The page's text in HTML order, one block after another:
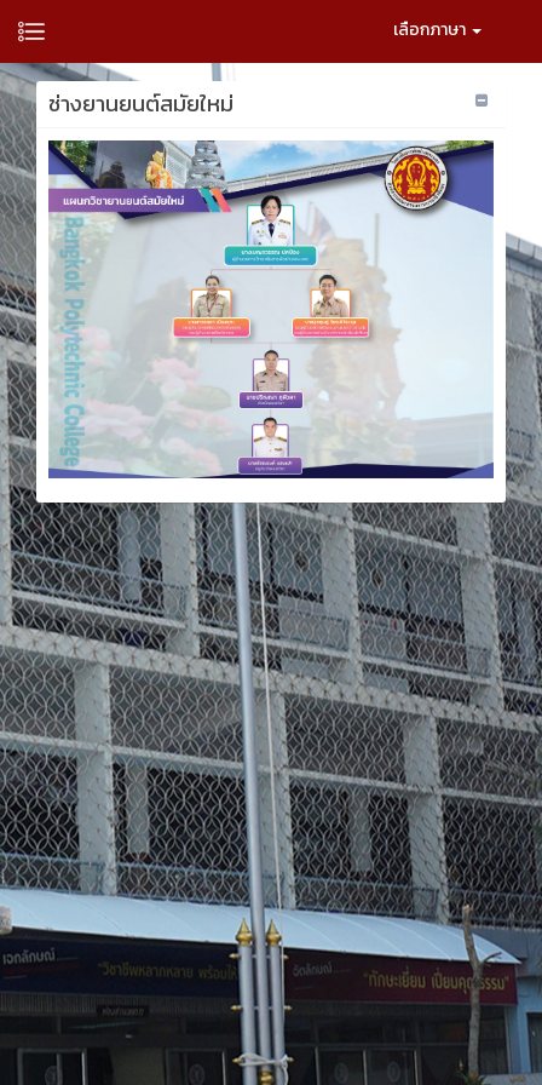
เลือกภาษา
ช่างยานยนต์สมัยใหม่